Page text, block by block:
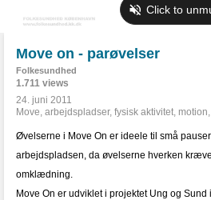
Move on - parøvelser
Folkesundhed
1.711 views
24. juni 2011
Move arbejdspladser, fysisk aktivitet motion
Øvelserne i Move On er ideele til små
arbejdspladsen, da øvelserne hverken
omklædning.
Move On er udviklet i projektet Ung og Sund